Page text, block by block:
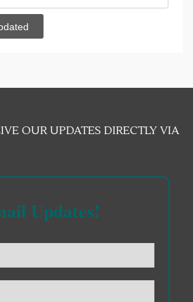
OUR UPDATES DIRECTLY VIA
Updates!